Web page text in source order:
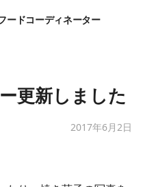
ードコーディネーター
更新しました
2017年6月2日